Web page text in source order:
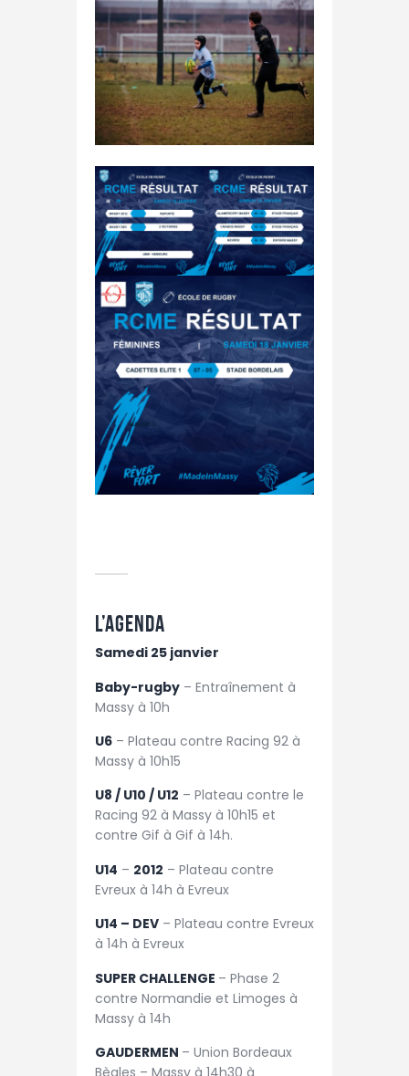
L’agenda
Samedi 25 janvier
Baby-rugby – Entraînement à
Massy à 10h
U6 – Plateau contre Racing 92 à
Massy à 10h15
U8 / U10 / U12 – Plateau contre le
Racing 92 à Massy à 10h15 et
contre Gif à Gif à 14h.
U14 – 2012 – Plateau contre
Evreux à 14h à Evreux
U14 – DEV – Plateau contre Evreux
à 14h à Evreux
SUPER CHALLENGE – Phase 2
contre Normandie et Limoges à
Massy à 14h
GAUDERMEN – Union Bordeaux
Bègles – Massy à 14h30 à